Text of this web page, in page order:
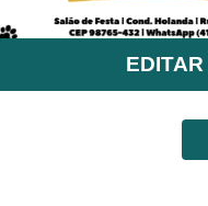
EDITAR